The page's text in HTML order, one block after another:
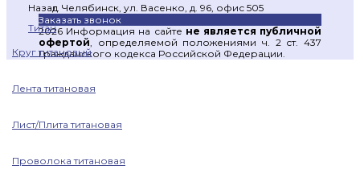
Назад
Титан
Круг титановый
Лента титановая
Лист/Плита титановая
Проволока титановая
г. Челябинск, ул. Васенко, д. 96, офис 505
Заказать звонок
2026 Информация на сайте не является публичной
офертой , определяемой положениями ч. 2 ст. 437
Гражданского кодекса Российской Федерации.